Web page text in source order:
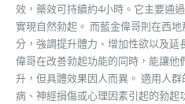
效，藥效可持續約4小時。它主要通
實現自然勃起。 而藍金偉哥則在西
分，強調提升體力、增加性欲以及
偉哥在改善勃起功能的同時，能讓他
升，但具體效果因人而異。 適用人
病、神經損傷或心理因素引起的勃